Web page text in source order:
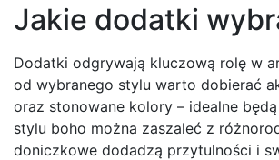
Jakie dodatki
Dodatki odgrywają kluczową rolę w
od wybranego stylu warto dobierać
oraz stonowane kolory – idealne
stylu boho można zaszaleć z
doniczkowe dodadzą przytulności i